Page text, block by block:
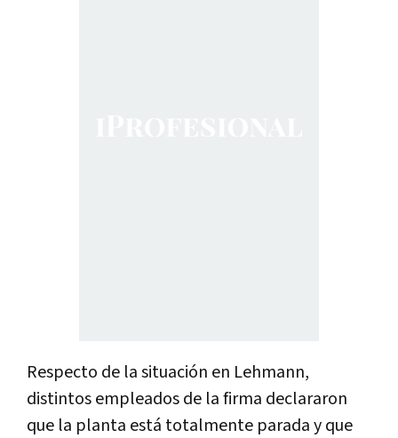
Respecto de la situación en Lehmann,
distintos empleados de la firma declararon
que la planta está totalmente parada y que